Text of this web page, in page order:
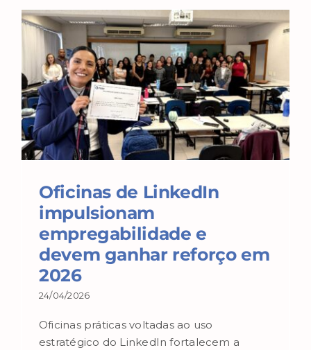
Oficinas de LinkedIn
impulsionam
empregabilidade e
devem ganhar reforço em
2026
24/04/2026
Oficinas práticas voltadas ao uso
estratégico do LinkedIn fortalecem a